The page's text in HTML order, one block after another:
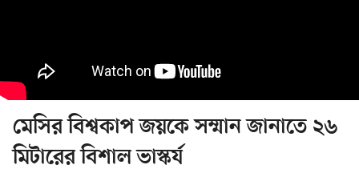
মেসির বিশ্বকাপ জয়কে সম্মান জানাতে ২৬
মিটারের বিশাল ভাস্কর্য